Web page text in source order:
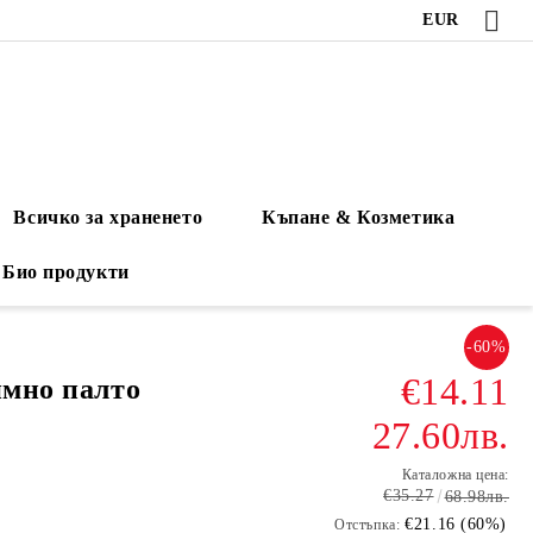
EUR
Всичко за храненето Къпане & Козметика
Био продукти
палто
-60%
€14.11
27.60лв.
Каталожна цена:
€35.27 68.98лв.
Отстъпка: €21.16 (60%)